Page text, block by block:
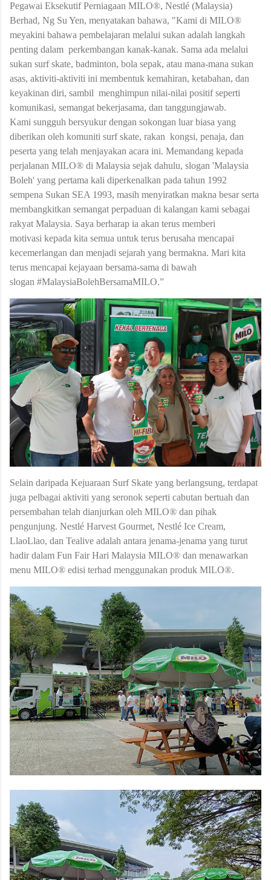
Pegawai Eksekutif Perniagaan MILO®, Nestlé (Malaysia)
Berhad, Ng Su Yen, menyatakan bahawa, "Kami di MILO®
meyakini bahawa pembelajaran melalui sukan adalah langkah
penting dalam perkembangan kanak-kanak. Sama ada melalui
sukan surf skate, badminton, bola sepak, atau mana-mana sukan
asas, aktiviti-aktiviti ini membentuk kemahiran, ketabahan, dan
keyakinan diri, sambil menghimpun nilai-nilai positif seperti
komunikasi, semangat bekerjasama, dan tanggungjawab.
Kami sungguh bersyukur dengan sokongan luar biasa yang
diberikan oleh komuniti surf skate, rakan kongsi, penaja, dan
peserta yang telah menjayakan acara ini. Memandang kepada
perjalanan MILO® di Malaysia sejak dahulu, slogan 'Malaysia
Boleh' yang pertama kali diperkenalkan pada tahun 1992
sempena Sukan SEA 1993, masih menyiratkan makna besar serta
membangkitkan semangat perpaduan di kalangan kami sebagai
rakyat Malaysia. Saya berharap ia akan terus memberi
motivasi kepada kita semua untuk terus berusaha mencapai
kecemerlangan dan menjadi sejarah yang bermakna. Mari kita
terus mencapai kejayaan bersama-sama di bawah
slogan #MalaysiaBolehBersamaMILO.”
Selain daripada Kejuaraan Surf Skate yang berlangsung, terdapat
juga pelbagai aktiviti yang seronok seperti cabutan bertuah dan
persembahan telah dianjurkan oleh MILO® dan pihak
pengunjung. Nestlé Harvest Gourmet, Nestlé Ice Cream,
LlaoLlao, dan Tealive adalah antara jenama-jenama yang turut
hadir dalam Fun Fair Hari Malaysia MILO® dan menawarkan
menu MILO® edisi terhad menggunakan produk MILO®.